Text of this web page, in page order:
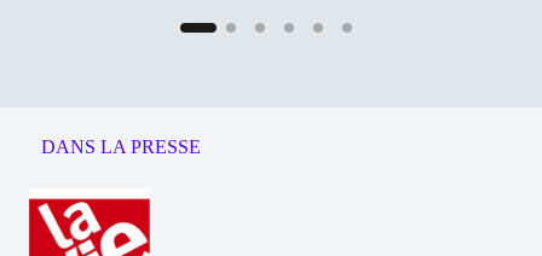
DANS LA PRESSE